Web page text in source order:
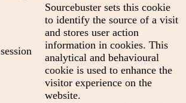
session
Sourcebuster sets this cookie
to identify the source of a visit
and stores user action
information in cookies. This
analytical and behavioural
cookie is used to enhance the
visitor experience on the
website.